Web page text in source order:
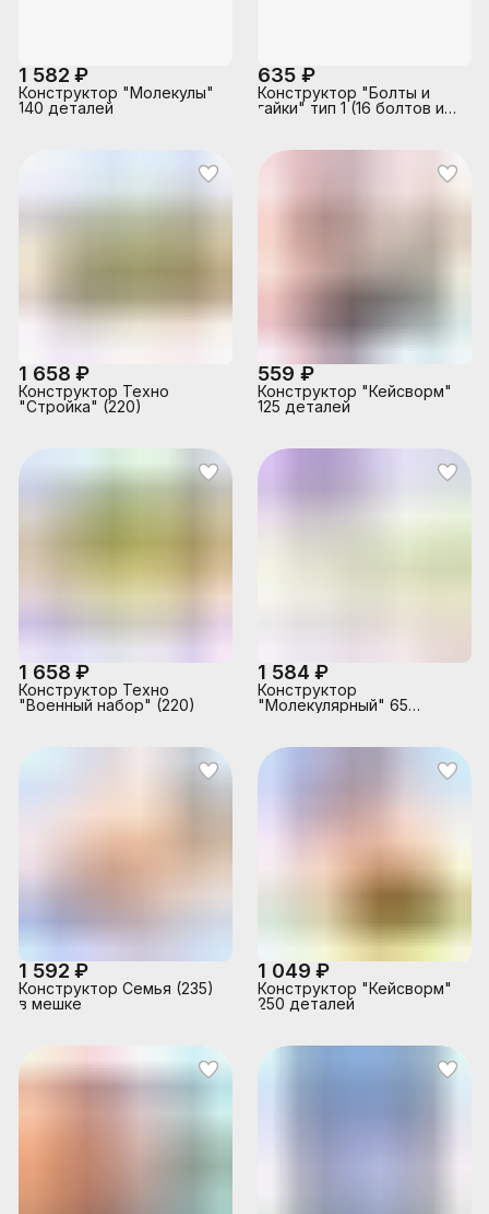
1 582 ₽
Конструктор "Молекулы"
140 деталей
635 ₽
Конструктор "Болты и
гайки" тип 1 (16 болтов и
1 658 ₽
Конструктор Техно
"Стройка" (220)
559 ₽
Конструктор "Кейсворм"
125 деталей
1 658 ₽
Конструктор Техно
"Военный набор" (220)
1 584 ₽
Конструктор
"Молекулярный" 65
1 592 ₽
Конструктор Семья (235)
в мешке
1 049 ₽
Конструктор "Кейсворм"
250 деталей